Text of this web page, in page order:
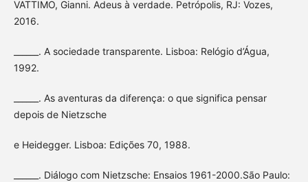
VATTIMO, Gianni. Adeus à verdade. Petrópolis, RJ: Vozes,
2016.
______. A sociedade transparente. Lisboa: Relógio d’Água,
1992.
______. As aventuras da diferença: o que significa pensar
depois de Nietzsche
e Heidegger. Lisboa: Edições 70, 1988.
______. Diálogo com Nietzsche: Ensaios 1961-2000.São Paulo: